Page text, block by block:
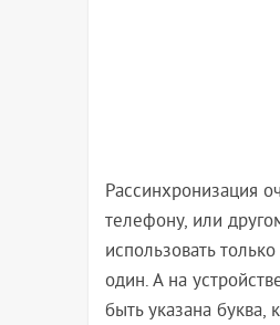
Рассинхронизация
телефону, или
использовать
один. А на
быть указана